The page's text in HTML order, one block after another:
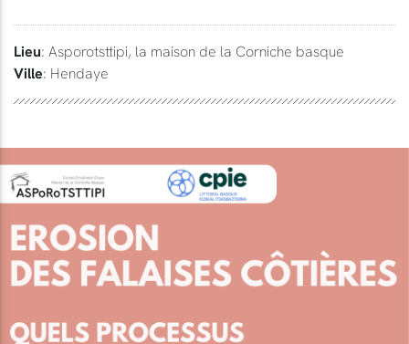
Lieu: Asporotsttipi, la maison de la Corniche basque
Ville: Hendaye